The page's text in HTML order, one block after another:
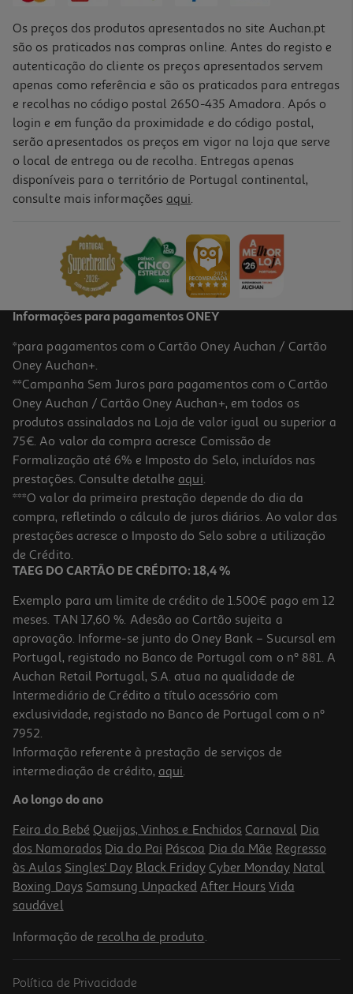
Os preços dos produtos apresentados no site Auchan.pt
são os praticados nas compras online. Antes do registo e
autenticação do cliente os preços apresentados servem
apenas como referência e são os praticados para entregas
e recolhas no código postal 2650-435 Amadora. Após o
login e em função da proximidade e do código postal,
serão apresentados os preços em vigor na loja que serve
o local de entrega ou de recolha. Entregas apenas
disponíveis para o território de Portugal continental,
consulte mais informações aqui.
Informações para pagamentos ONEY
*para pagamentos com o Cartão Oney Auchan / Cartão
Oney Auchan+.
**Campanha Sem Juros para pagamentos com o Cartão
Oney Auchan / Cartão Oney Auchan+, em todos os
produtos assinalados na Loja de valor igual ou superior a
75€. Ao valor da compra acresce Comissão de
Formalização até 6% e Imposto do Selo, incluídos nas
prestações. Consulte detalhe aqui.
***O valor da primeira prestação depende do dia da
compra, refletindo o cálculo de juros diários. Ao valor das
prestações acresce o Imposto do Selo sobre a utilização
de Crédito.
TAEG DO CARTÃO DE CRÉDITO: 18,4 %
Exemplo para um limite de crédito de 1.500€ pago em 12
meses. TAN 17,60 %. Adesão ao Cartão sujeita a
aprovação. Informe-se junto do Oney Bank – Sucursal em
Portugal, registado no Banco de Portugal com o nº 881. A
Auchan Retail Portugal, S.A. atua na qualidade de
Intermediário de Crédito a título acessório com
exclusividade, registado no Banco de Portugal com o nº
7952.
Informação referente à prestação de serviços de
intermediação de crédito, aqui.
Ao longo do ano
Feira do Bebé Queijos, Vinhos e Enchidos Carnaval Dia
dos Namorados Dia do Pai Páscoa Dia da Mãe Regresso
às Aulas Singles' Day Black Friday Cyber Monday Natal
Boxing Days Samsung Unpacked After Hours Vida
saudável
Informação de recolha de produto.
Política de Privacidade